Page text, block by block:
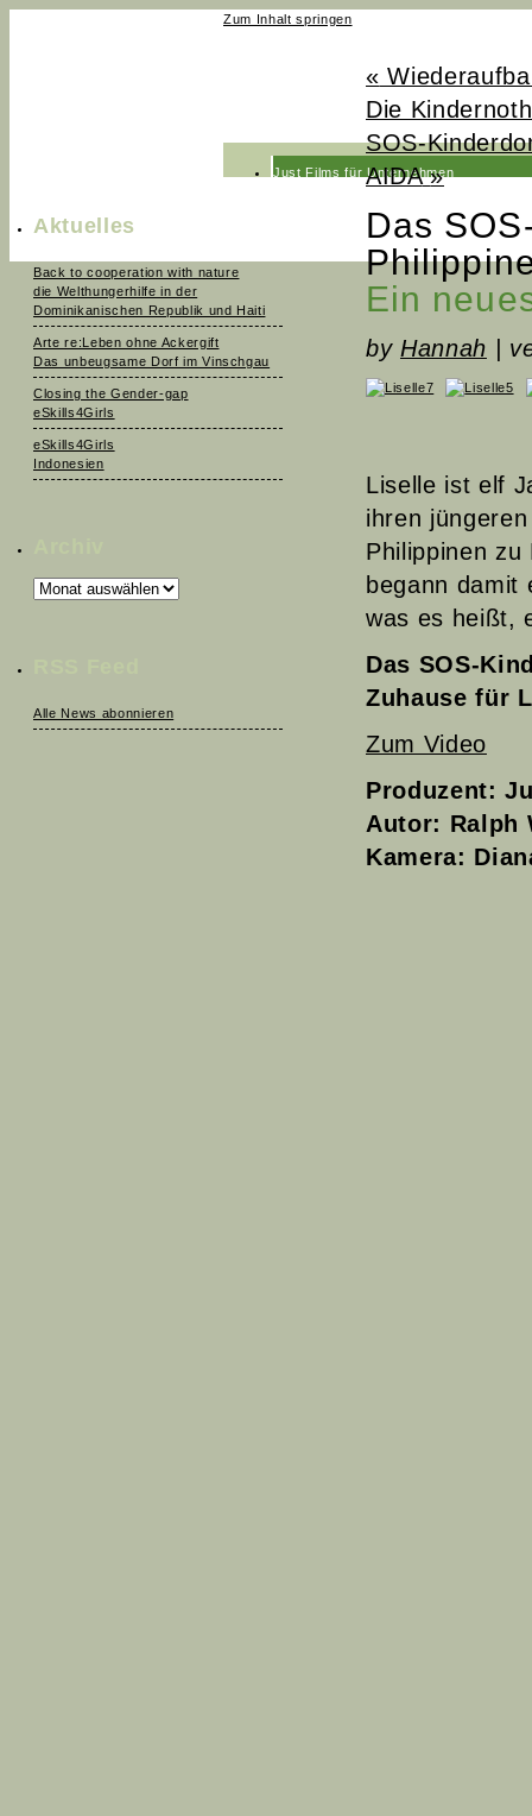
Zum Inhalt springen
Just Films für Unternehmen
«
Die
SOS-
AIDA »
Das
Ein
by Hannah
Liselle ist elf
ihren
Philippinen
begann damit
was es heißt,
Das SOS-
Zuhause für
Zum Video
Produzent:
Autor: Ralph
Kamera:
Aktuelles
Back to cooperation with nature
die Welthungerhilfe in der
Dominikanischen Republik und Haiti
Arte re:Leben ohne Ackergift
Das unbeugsame Dorf im Vinschgau
Closing the Gender-gap
eSkills4Girls
eSkills4Girls
Indonesien
Archiv
Alle News abonnieren